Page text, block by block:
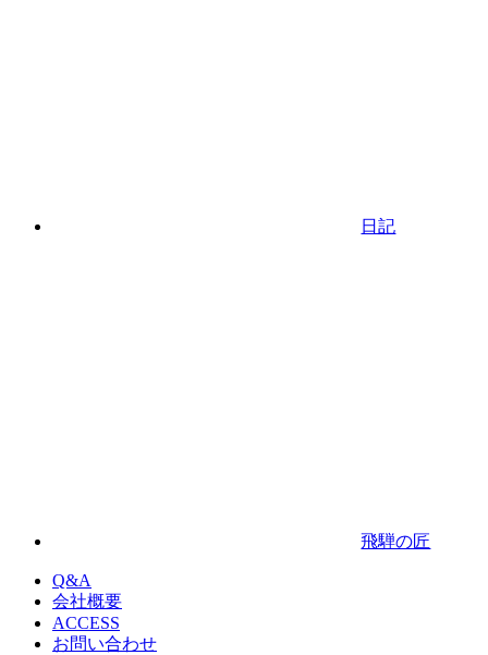
日記
飛騨の匠
Q&A
会社概要
ACCESS
お問い合わせ